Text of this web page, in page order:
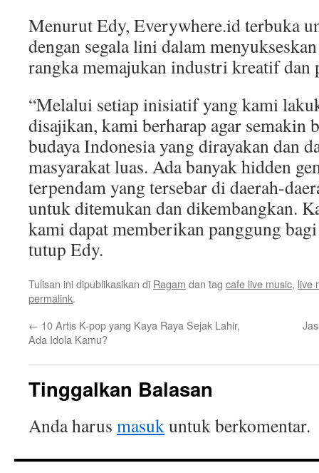
Menurut Edy, Everywhere.id terbuka
dengan segala lini dalam
rangka memajukan industri kreatif dan
“Melalui setiap inisiatif yang kami
disajikan, kami berharap agar semakin
budaya Indonesia yang dirayakan dan
masyarakat luas. Ada banyak hidden
terpendam yang tersebar di daerah-
untuk ditemukan dan dikembangkan.
kami dapat memberikan panggung
tutup Edy.
Tulisan ini dipublikasikan di Ragam dan tag cafe live music, live
permalink.
← 10 Artis K-pop yang Kaya Raya Sejak Lahir,
Ada Idola Kamu?
Tinggalkan Balasan
Anda harus masukuntuk berkomentar.